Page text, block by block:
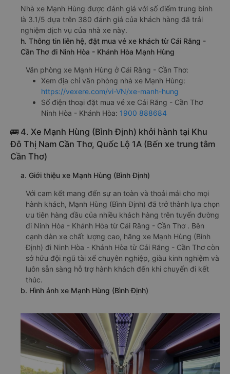
Nhà xe Mạnh Hùng được đánh giá với số điểm trung bình
là 3.1/5 dựa trên 380 đánh giá của khách hàng đã trải
nghiệm dịch vụ của nhà xe này.
h. Thông tin liên hệ, đặt mua vé xe khách từ Cái Răng -
Cần Thơ đi Ninh Hòa - Khánh Hòa Mạnh Hùng
Văn phòng xe Mạnh Hùng ở Cái Răng - Cần Thơ:
Xem địa chỉ văn phòng nhà xe Mạnh Hùng:
https://vexere.com/vi-VN/xe-manh-hung
Số điện thoại đặt mua vé xe Cái Răng - Cần Thơ
Ninh Hòa - Khánh Hòa: 1900 888684
🚌 4. Xe Mạnh Hùng (Bình Định) khởi hành tại Khu
Đô Thị Nam Cần Thơ, Quốc Lộ 1A (Bến xe trung tâm
Cần Thơ)
a. Giới thiệu xe Mạnh Hùng (Bình Định)
Với cam kết mang đến sự an toàn và thoải mái cho mọi
hành khách, Mạnh Hùng (Bình Định) đã trở thành lựa chọn
ưu tiên hàng đầu của nhiều khách hàng trên tuyến đường
đi Ninh Hòa - Khánh Hòa từ Cái Răng - Cần Thơ . Bên
cạnh dàn xe chất lượng cao, hãng xe Mạnh Hùng (Bình
Định) đi Ninh Hòa - Khánh Hòa từ Cái Răng - Cần Thơ còn
sở hữu đội ngũ tài xế chuyên nghiệp, giàu kinh nghiệm và
luôn sẵn sàng hỗ trợ hành khách đến khi chuyến đi kết
thúc.
b. Hình ảnh xe Mạnh Hùng (Bình Định)